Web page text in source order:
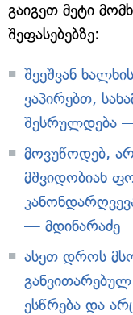
გაიგეთ მეტი
შეფასებებზე:
შეეშვან
ვაპირებთ,
შესრულდება
მოვუწოდებ,
მშვიდობიან
— მდინარაძე
ასეთ დროს
ესწრება და